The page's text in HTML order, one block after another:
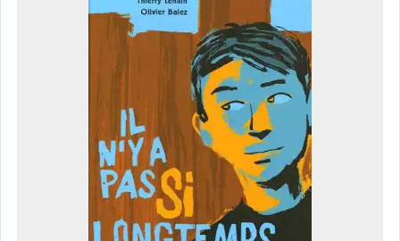
Interprétariat